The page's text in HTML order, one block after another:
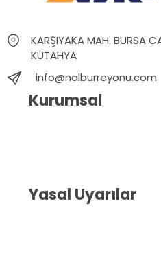
KARŞIYAKA MAH. BURSA
KÜTAHYA
info@nalburreyonu.com
Kurumsal
Yasal Uyarılar